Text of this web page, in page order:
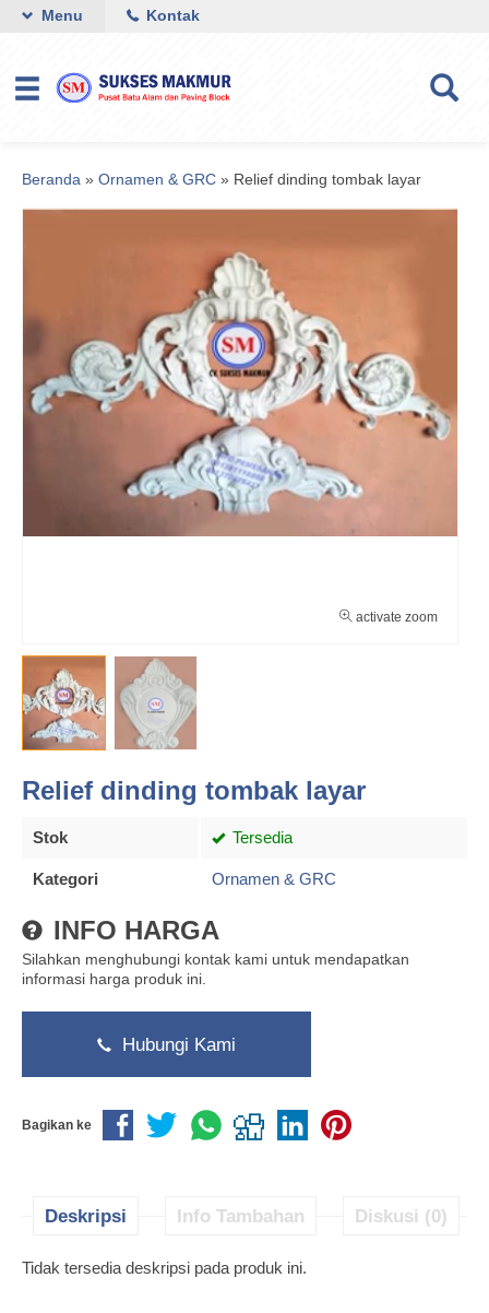
Menu Kontak
Beranda » Ornamen & GRC » Relief dinding tombak layar
activate zoom
Relief dinding tombak layar
Stok Tersedia
Kategori Ornamen & GRC
INFO HARGA
Silahkan menghubungi kontak kami untuk mendapatkan
informasi harga produk ini.
Hubungi Kami
Bagikan ke
Deskripsi Info Tambahan Diskusi (0)
Tidak tersedia deskripsi pada produk ini.